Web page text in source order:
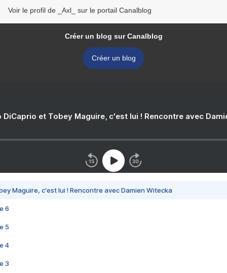
Voir le profil de _Axl_ sur le portail Canalblog
Créer un blog sur Canalblog
Créer un blog
DiCaprio et Tobey Maguire, c'est lui ! Rencontre avec
Maguire, c'est lui ! Rencontre avec Damien Witecka
6
5
4
3